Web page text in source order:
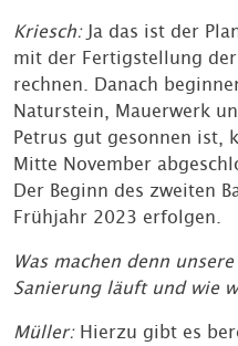
Kriesch:Ja das ist der
mit der Fertigstellung
rechnen. Danach
Naturstein, Mauerwerk
Petrus gut gesonnen ist,
Mitte November
Der Beginn des zweiten
Frühjahr 2023 erfolgen.
Was machen denn
Sanierung läuft und wie
Müller:Hierzu gibt es